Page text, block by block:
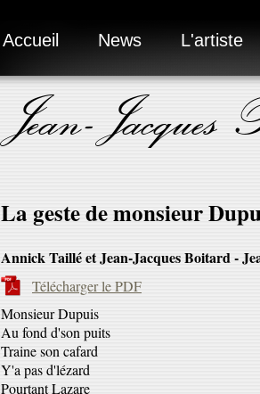
Accueil News L'artiste
Jean-Jacques
La geste de monsieur
Annick Taillé et Jean-Jacques Boitard -
Télécharger le PDF
Monsieur Dupuis
Au fond d'son puits
Traine son cafard
Y'a pas d'lézard
Pourtant Lazare